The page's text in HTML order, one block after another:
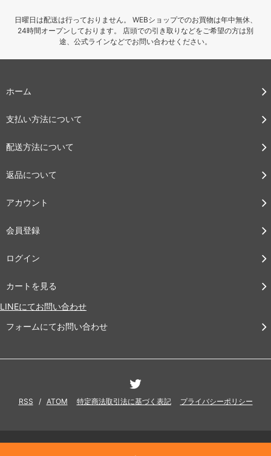
日曜日は配送は行っておりません。 WEBショップでのお買物は年中無休、
24時間オープンしております。 店頭での引き取りなどをご希望の方は別
途、公式ラインなどでお問い合わせください。
ホーム
支払い方法について
配送方法について
返品について
アカウント
会員登録
ログイン
カートを見る
LINEにてお問い合わせ
フォームにてお問い合わせ
RSS / ATOM 特定商法取引法に基づく表記 プライバシーポリシー